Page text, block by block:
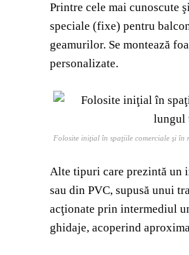
Printre cele mai cunoscute
speciale (fixe) pentru
geamurilor. Se montează
personalizate.
Folosite iniţial în spaţiile comerciale şi în
Alte tipuri care prezintă un
sau din PVC, supusă unui
acţionate prin intermediul
ghidaje, acoperind